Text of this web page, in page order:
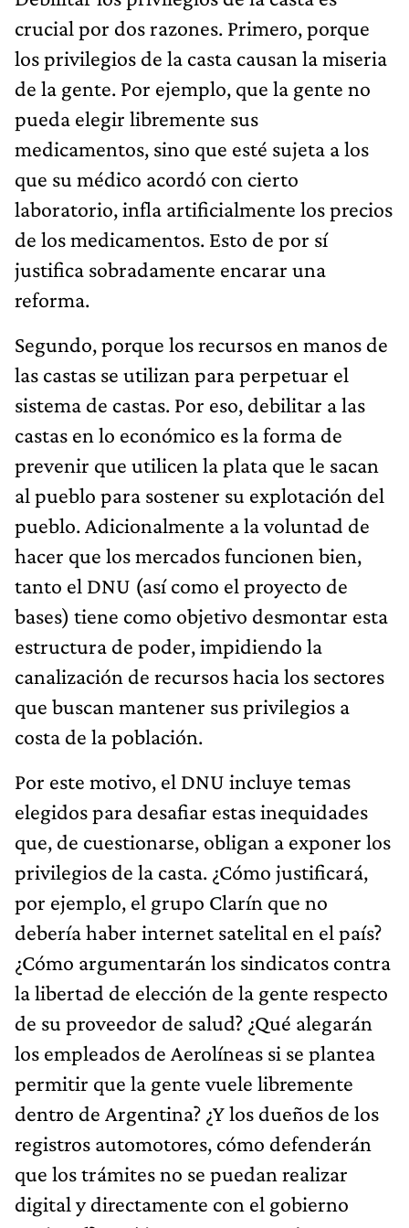
crucial por dos razones. Primero, porque
los privilegios de la casta causan la miseria
de la gente. Por ejemplo, que la gente no
pueda elegir libremente sus
medicamentos, sino que esté sujeta a los
que su médico acordó con cierto
laboratorio, infla artificialmente los precios
de los medicamentos. Esto de por sí
justifica sobradamente encarar una
reforma.
Segundo, porque los recursos en manos de
las castas se utilizan para perpetuar el
sistema de castas. Por eso, debilitar a las
castas en lo económico es la forma de
prevenir que utilicen la plata que le sacan
al pueblo para sostener su explotación del
pueblo. Adicionalmente a la voluntad de
hacer que los mercados funcionen bien,
tanto el DNU (así como el proyecto de
bases) tiene como objetivo desmontar esta
estructura de poder, impidiendo la
canalización de recursos hacia los sectores
que buscan mantener sus privilegios a
costa de la población.
Por este motivo, el DNU incluye temas
elegidos para desafiar estas inequidades
que, de cuestionarse, obligan a exponer los
privilegios de la casta. ¿Cómo justificará,
por ejemplo, el grupo Clarín que no
debería haber internet satelital en el país?
¿Cómo argumentarán los sindicatos contra
la libertad de elección de la gente respecto
de su proveedor de salud? ¿Qué alegarán
los empleados de Aerolíneas si se plantea
permitir que la gente vuele libremente
dentro de Argentina? ¿Y los dueños de los
registros automotores, cómo defenderán
que los trámites no se puedan realizar
digital y directamente con el gobierno